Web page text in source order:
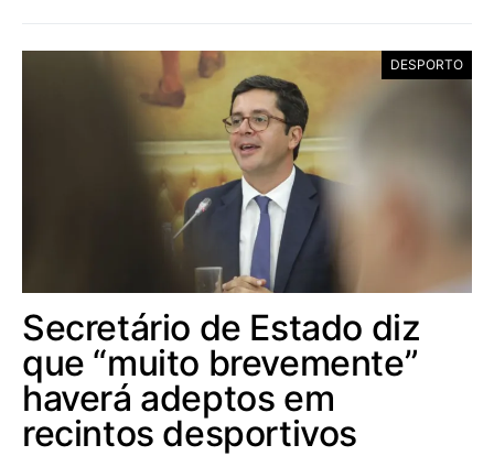
DESPORTO
Secretário de Estado diz
que “muito brevemente”
haverá adeptos em
recintos desportivos